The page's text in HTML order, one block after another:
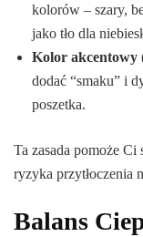
kolorów – szary,
jako tło dla
Kolor akcentowy
dodać “smaku” i
poszetka.
Ta zasada pomoże
ryzyka przytłoczenia
Balans